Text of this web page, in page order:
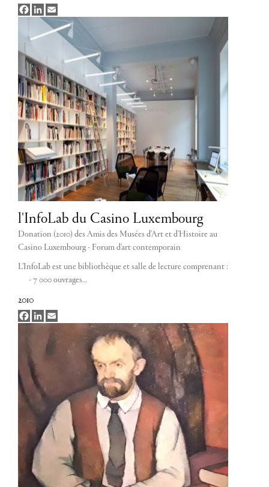
FacebookLinkedIn
l'InfoLab du Casino Luxembourg
Donation (2010) des Amis des Musées d'Art et d'Histoire au
Casino Luxembourg - Forum d'art contemporain
L’InfoLab est une bibliothèque et salle de lecture comprenant :
- 7 000 ouvrages…
2010
FacebookLinkedIn